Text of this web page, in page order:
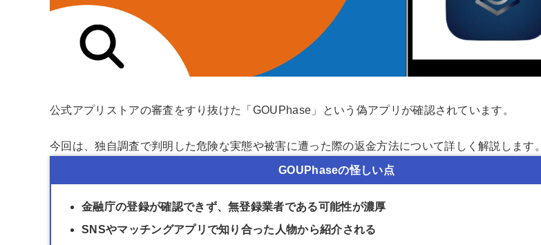
公式アプリストアの審査をすり抜けた「GOUPhase」という偽アプリが確認されています。
今回は、独自調査で判明した危険な実態や被害に遭った際の返金方法について詳しく解説します。
GOUPhaseの怪しい点
金融庁の登録が確認できず、無登録業者である可能性が濃厚
SNSやマッチングアプリで知り合った人物から紹介される